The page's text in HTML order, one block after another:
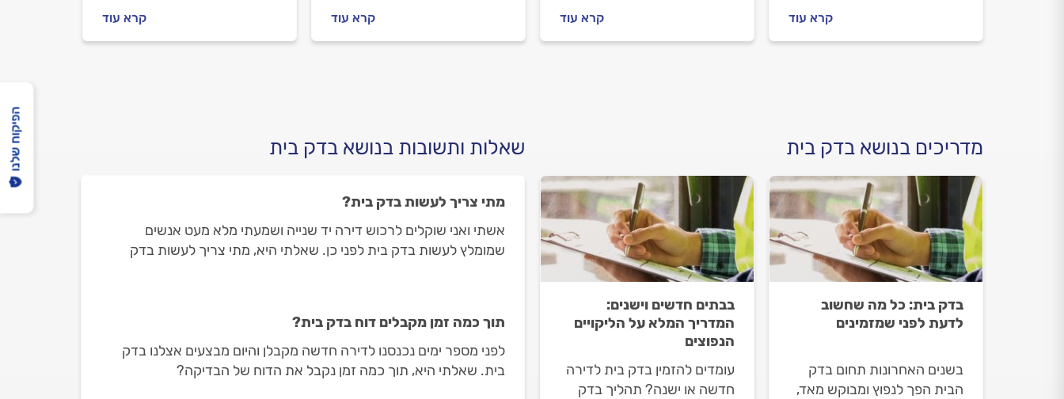
המקצוענים עם כל התשובות.
קרא עוד
גז, איך מתנהלים מולו וכמה
יעלה התיקון? כל התשובות
קרא עוד
מתנהלים מול המהנדס וכמה זה
יעלה לכם.
קרא עוד
הזו יכולה לעזור לכם וכמה היא
עולה? כל התשובות לפניכם.
קרא עוד
מדריכים בנושא בדק בית
בדק בית: כל מה שחשוב
לדעת לפני שמזמינים
בשנים האחרונות תחום בדק
הבית הפך לנפוץ ומבוקש מאד,
בבתים חדשים וישנים:
המדריך המלא על הליקויים
הנפוצים
עומדים להזמין בדק בית לדירה
חדשה או ישנה? תהליך בדק
שאלות ותשובות בנושא בדק בית
מתי צריך לעשות בדק בית?
אשתי ואני שוקלים לרכוש דירה יד שנייה ושמעתי מלא מעט אנשים
שמומלץ לעשות בדק בית לפני כן. שאלתי היא, מתי צריך לעשות בדק
תוך כמה זמן מקבלים דוח בדק בית?
לפני מספר ימים נכנסנו לדירה חדשה מקבלן והיום מבצעים אצלנו בדק
בית. שאלתי היא, תוך כמה זמן נקבל את הדוח של הבדיקה?
הפיקוח שלנו